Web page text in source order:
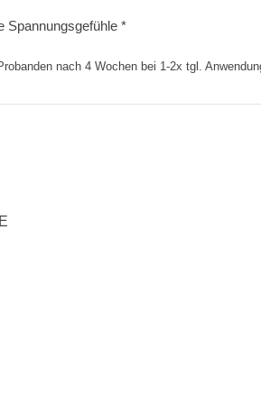
Spannungsgefühle *
nach 4 Wochen bei 1-2x tgl.